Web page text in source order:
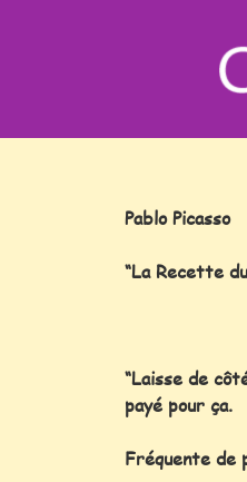
Pablo Picasso
“La Recette
“Laisse de
payé pour ça.
Fréquente de